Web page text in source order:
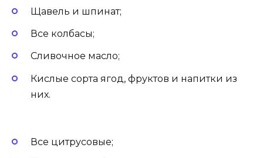
Щавель и шпинат;
Все колбасы;
Сливочное масло;
Кислые сорта ягод, фруктов и напитки из
них.
Все цитрусовые;